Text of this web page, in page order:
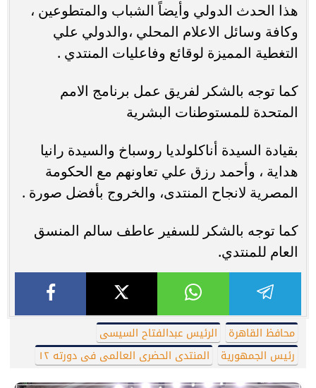
هذا الحدث الدولي وأيضاً الشباب والمتطوعين ،
وكافة وسائل الاعلام المحلي ،والدولي علي
التغطية المميزة لوقائع وفاعليات المنتدي .
كما توجه بالشكر لفريق عمل برنامج الامم
المتحدة للمستوطنات البشرية
بقيادة السيدة أناكلولديا روسباخ والسيدة رانيا
هداية ، وأحمد رزق علي تعاونهم مع الحكومة
المصرية لانجاح المنتدى، والخروج بأفضل صورة .
كما توجه بالشكر للسفير عاطف سالم المنسق
العام للمنتدي.
محافظ القاهرة
الرئيس عبدالفتاح السيسى
رئيس الجمهورية
المنتدى الحضرى العالمى فى دورته ١٢